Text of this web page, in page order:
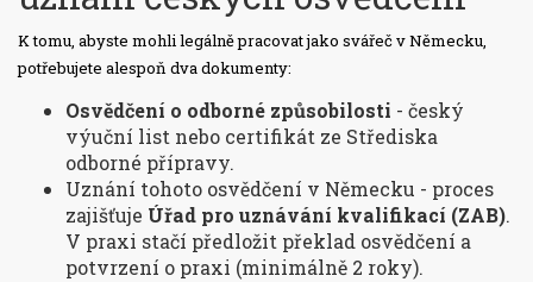
K tomu, abyste mohli legálně pracovat jako svářeč v Německu,
potřebujete alespoň dva dokumenty:
Osvědčení o odborné způsobilosti - český
výuční list nebo certifikát ze Střediska
odborné přípravy.
Uznání tohoto osvědčení v Německu - proces
zajišťuje Úřad pro uznávání kvalifikací (ZAB).
V praxi stačí předložit překlad osvědčení a
potvrzení o praxi (minimálně 2 roky).